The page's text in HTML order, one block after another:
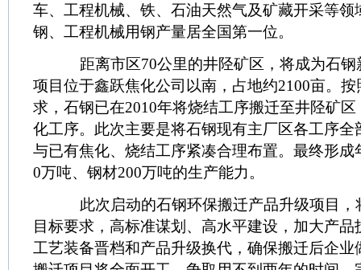
车、工程机械、铁、石油天然气及矿藏开采等领
钢、工程机械用钢产量居全国第一位。
距离市区70公里的井陉矿区，将成为石钢
项目位于鑫跃焦化公司以南，占地约2100亩。
求，石钢已在2010年将烧结工序搬迁至井陉矿
化工序。此次主要是将石钢现有主厂区各工序全
与已有焦化、烧结工序紧凑合理布置。最终形成
0万吨、钢材200万吨的生产能力。
此次启动的石钢环保搬迁产品升级项目，
目标要求，高标准谋划、高水平建设，加大产
工艺装备晋档和产品升级换代，确保搬迁后企业